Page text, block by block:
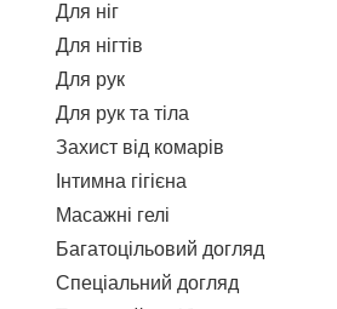
Для ніг
Для нігтів
Для рук
Для рук та тіла
Захист від комарів
Інтимна гігієна
Масажні гелі
Багатоцільовий догляд
Спеціальний догляд